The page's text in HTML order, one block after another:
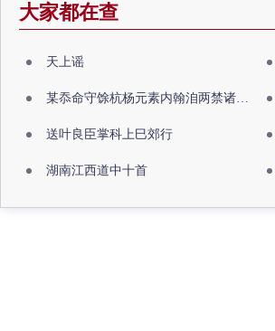
大家都在查
天上谣
某忝命守馀杭杨元素内翰洎两禁诸公出祖佛寺
送叶良臣掌科上巳郊行
湖南江西道中十首